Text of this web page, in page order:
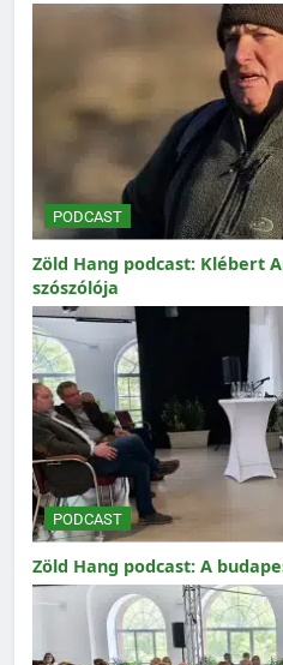
PODCAST
Zöld Hang podcast: Klébert
szószólója
PODCAST
Zöld Hang podcast: A